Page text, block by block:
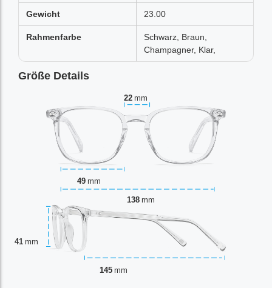
Gewicht 23.00
Rahmenfarbe
Schwarz, Braun,
Champagner, Klar,
Größe Details
22 mm
49 mm
41 mm
138 mm
145 mm